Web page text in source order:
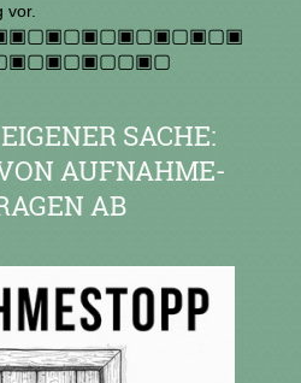
vor.
SACHE:
AUFNAHME-
AB